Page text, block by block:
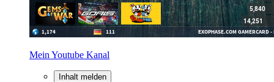
Mein Youtube Kanal
Inhalt melden